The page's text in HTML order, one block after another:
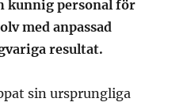
kunnig personal för
med anpassad
resultat.
sin ursprungliga